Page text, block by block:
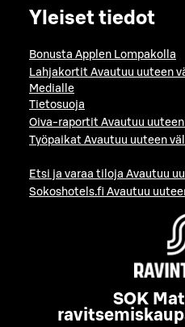
Yleiset tiedot
Bonusta Applen Lompakolla
Lahjakortit Avautuu uuteen
Medialle
Tietosuoja
Oiva-raportit Avautuu
Työpaikat Avautuu uuteen
Etsi ja varaa tiloja Avautuu
Sokoshotels.fi Avautuu
SOK